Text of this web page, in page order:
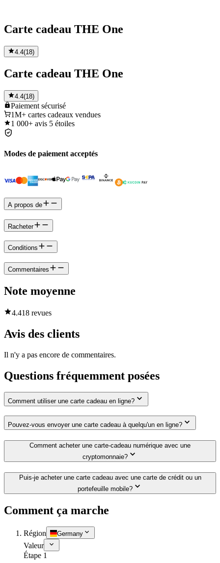
Carte cadeau THE One
4.4(18)
Carte cadeau THE One
4.4(18)
Paiement sécurisé
1M+ cartes cadeaux vendues
1 000+ avis 5 étoiles
Modes de paiement acceptés
A propos de
Racheter
Conditions
Commentaires
Note moyenne
4.418 revues
Avis des clients
Il n'y a pas encore de commentaires.
Questions fréquemment posées
Comment utiliser une carte cadeau en ligne?
Pouvez-vous envoyer une carte cadeau à quelqu'un en ligne?
Comment acheter une carte-cadeau numérique avec une
cryptomonnaie?
Puis-je acheter une carte cadeau avec une carte de crédit ou un
portefeuille mobile?
Comment ça marche
Région Germany
Valeur
Étape 1